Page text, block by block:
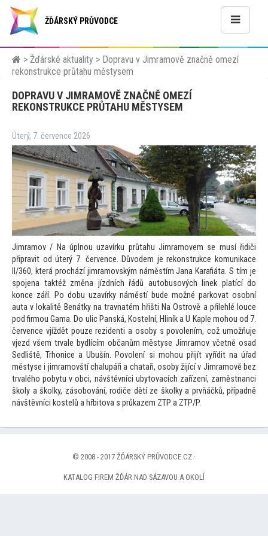
ŽĎÁRSKÝ PRŮVODCE
> Žďárské aktuality > Dopravu v Jimramově značně omezí
rekonstrukce průtahu městysem
DOPRAVU V JIMRAMOVĚ ZNAČNĚ OMEZÍ
REKONSTRUKCE PRŮTAHU MĚSTYSEM
Úterý, 7. července 2026
Jimramov / Na úplnou uzavírku průtahu Jimramovem se musí řidiči
připravit od úterý 7. července. Důvodem je rekonstrukce komunikace
II/360, která prochází jimramovským náměstím Jana Karafiáta. S tím je
spojena taktéž změna jízdních řádů autobusových linek platící do
konce září. Po dobu uzavírky náměstí bude možné parkovat osobní
auta v lokalitě Benátky na travnatém hřišti Na Ostrově a přilehlé louce
pod firmou Gama. Do ulic Panská, Kostelní, Hliník a U Kaple mohou od 7.
července vjíždět pouze rezidenti a osoby s povolením, což umožňuje
vjezd všem trvale bydlícím občanům městyse Jimramov včetně osad
Sedliště, Trhonice a Ubušín. Povolení si mohou přijít vyřídit na úřad
městyse i jimramovští chalupáři a chataři, osoby žijící v Jimramově bez
trvalého pobytu v obci, návštěvníci ubytovacích zařízení, zaměstnanci
školy a školky, zásobování, rodiče dětí ze školky a prvňáčků, případně
návštěvníci kostelů a hřbitova s průkazem ZTP a ZTP/P.
© 2008 - 2017 ŽĎÁRSKÝ PRŮVODCE.CZ ·
KATALOG FIREM ŽĎÁR NAD SÁZAVOU A OKOLÍ